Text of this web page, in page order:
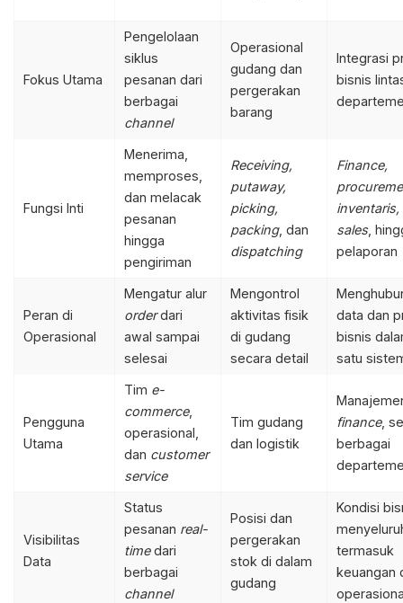
Fokus Utama
Pengelolaan
siklus
pesanan dari
berbagai
channel
Operasional
gudang dan
pergerakan
barang
Integrasi
bisnis
Fungsi Inti
Menerima,
memproses,
dan melacak
pesanan
hingga
pengiriman
Receiving,
putaway,
picking,
packing, dan
dispatching
Finance,
inventaris,
sales,
pelaporan
Peran di
Operasional
Mengatur alur
orderdari
awal sampai
selesai
Mengontrol
aktivitas fisik
di gudang
secara detail
data dan
bisnis
satu
Pengguna
Utama
Tim e-
commerce,
operasional,
dan customer
service
Tim gudang
dan logistik
finance,
berbagai
Visibilitas
Data
Status
pesanan real-
timedari
berbagai
channel
Posisi dan
pergerakan
stok di dalam
gudang
Kondisi
termasuk
keuangan